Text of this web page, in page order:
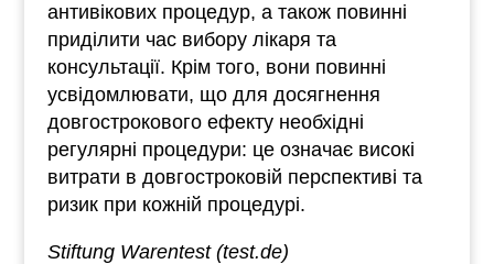
антивікових процедур, а також повинні
приділити час вибору лікаря та
консультації. Крім того, вони повинні
усвідомлювати, що для досягнення
довгострокового ефекту необхідні
регулярні процедури: це означає високі
витрати в довгостроковій перспективі та
ризик при кожній процедурі.
Stiftung Warentest (test.de)